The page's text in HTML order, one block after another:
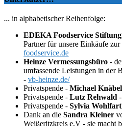
... in alphabetischer Reihenfolge:
EDEKA Foodservice
Partner für unsere Einkäufe
foodservice.de
Heinze Vermessungsbüro -
umfassende Leistungen in der
- vb-heinze.de/
Privatspende - Michael Knäbel
Privatspende - Lutz Rehwald
Privatspende - Sylvia
Dank an die Sandra Kleiner
Weißeritzkreis e.V - sie macht